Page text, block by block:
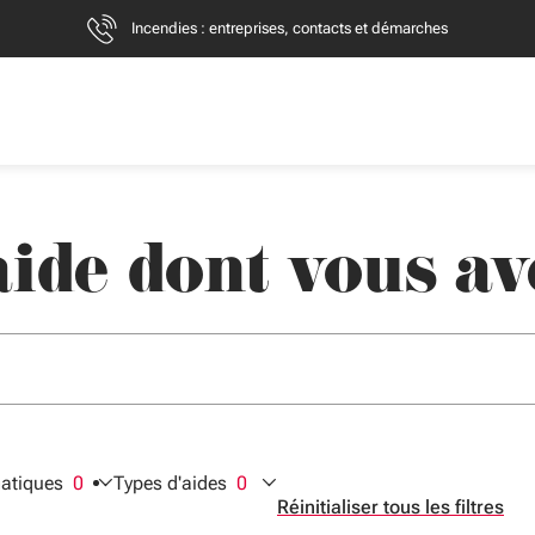
Incendies : entreprises, contacts et démarches
dont vous
0
filtres sélectionnés
Types d'aides 0
filtres sélectionnésRéinitialiser tous les filtres